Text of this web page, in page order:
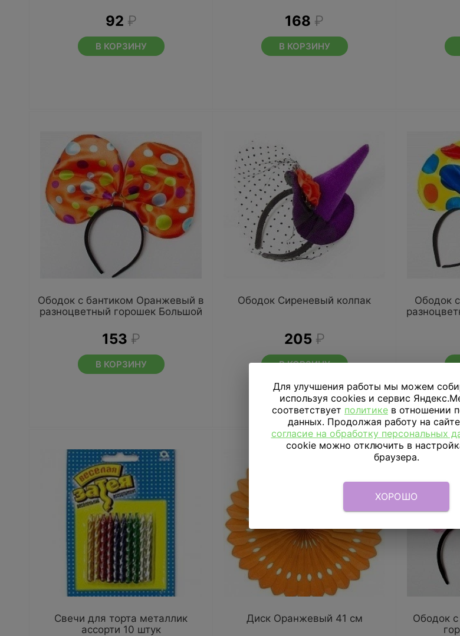
92 ₽
В КОРЗИНУ
168 ₽
В КОРЗИНУ
Ободок с бантиком Оранжевый в
разноцветный горошек Большой
153 ₽
В КОРЗИНУ
Ободок Сиреневый колпак
205 ₽
В КОРЗИНУ
Ободок
Свечи для торта металлик
ассорти 10 штук
Диск Оранжевый 41 см
Ободок
Для улучшения работы мы можем
используя cookies и сервис
соответствует политике в отношении
данных. Продолжая работу на
согласие на обработку персональных
cookie можно отключить в
браузера.
ХОРОШО